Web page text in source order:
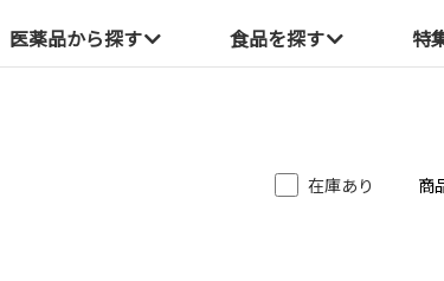
医薬品から探す 食品を探す 特
在庫あり 商